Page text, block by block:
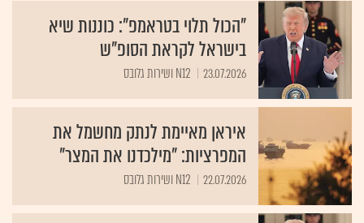
"הכול תלוי בטראמפ": כוננות שיא
בישראל לקראת הסופ"ש
23.07.2026 N12 ושירות גלובס
איראן מאיימת לנתק מחשמל את
המפרציות: "מילכדנו את המצר"
22.07.2026 N12 ושירות גלובס